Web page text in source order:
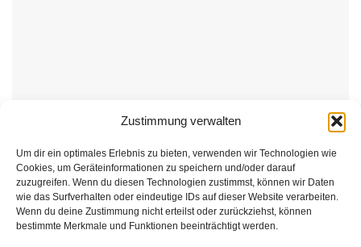
Zustimmung verwalten
Um dir ein optimales Erlebnis zu bieten, verwenden wir Technologien wie
Cookies, um Geräteinformationen zu speichern und/oder darauf
zuzugreifen. Wenn du diesen Technologien zustimmst, können wir Daten
wie das Surfverhalten oder eindeutige IDs auf dieser Website verarbeiten.
Wenn du deine Zustimmung nicht erteilst oder zurückziehst, können
bestimmte Merkmale und Funktionen beeinträchtigt werden.
KAUFRATGEBER
Robotik-Kaufberatung: Worauf es wirklich
ankommt